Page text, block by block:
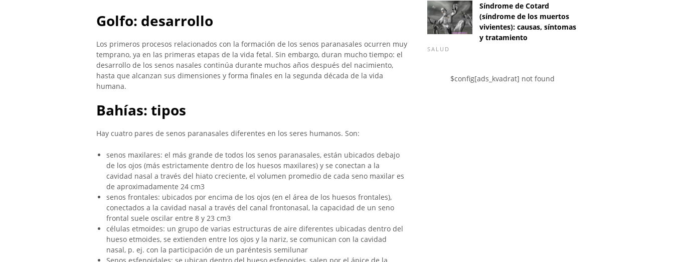
Golfo: desarrollo
Los primeros procesos relacionados con la formación de los senos paranasales ocurren muy
temprano, ya en las primeras etapas de la vida fetal. Sin embargo, duran mucho tiempo: el
desarrollo de los senos nasales continúa durante muchos años después del nacimiento,
hasta que alcanzan sus dimensiones y forma finales en la segunda década de la vida
humana.
Bahías: tipos
Hay cuatro pares de senos paranasales diferentes en los seres humanos. Son:
senos maxilares: el más grande de todos los senos paranasales, están ubicados debajo
de los ojos (más estrictamente dentro de los huesos maxilares) y se conectan a la
cavidad nasal a través del hiato creciente, el volumen promedio de cada seno maxilar es
de aproximadamente 24 cm3
senos frontales: ubicados por encima de los ojos (en el área de los huesos frontales),
conectados a la cavidad nasal a través del canal frontonasal, la capacidad de un seno
frontal suele oscilar entre 8 y 23 cm3
células etmoides: un grupo de varias estructuras de aire diferentes ubicadas dentro del
hueso etmoides, se extienden entre los ojos y la nariz, se comunican con la cavidad
nasal, p. ej. con la participación de un paréntesis semilunar
Senos esfenoidales: se ubican dentro del hueso esfenoides, salen por el ápice de la
Síndrome de Cotard
(síndrome de los muertos
vivientes): causas, síntomas
y tratamiento
SALUD
$config[ads_kvadrat] not found